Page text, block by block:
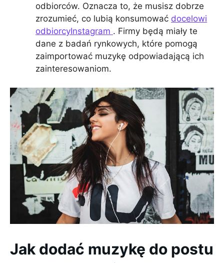
odbiorców. Oznacza to, że musisz dobrze
zrozumieć, co lubią konsumować docelowi
odbiorcyInstagram . Firmy będą miały te
dane z badań rynkowych, które pomogą
zaimportować muzykę odpowiadającą ich
zainteresowaniom.
Jak dodać muzykę do postu